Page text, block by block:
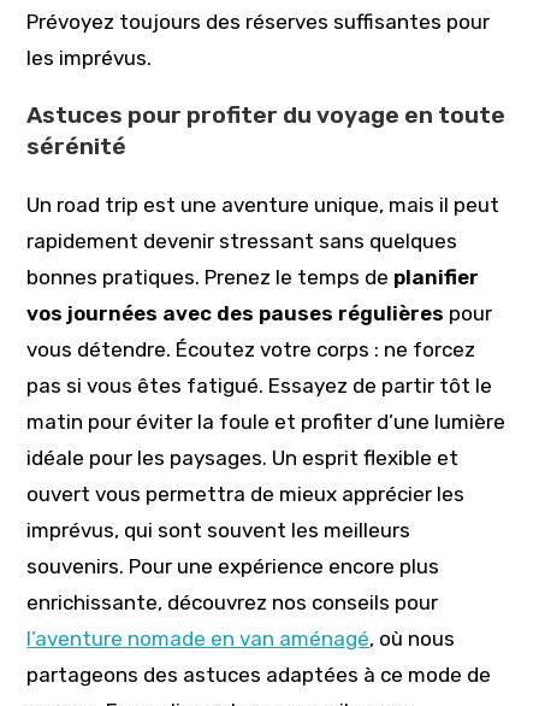
Prévoyez toujours des réserves suffisantes pour
les imprévus.
Astuces pour profiter du voyage en toute
sérénité
Un road trip est une aventure unique, mais il peut
rapidement devenir stressant sans quelques
bonnes pratiques. Prenez le temps de planifier
vos journées avec des pauses régulières pour
vous détendre. Écoutez votre corps : ne forcez
pas si vous êtes fatigué. Essayez de partir tôt le
matin pour éviter la foule et profiter d’une lumière
idéale pour les paysages. Un esprit flexible et
ouvert vous permettra de mieux apprécier les
imprévus, qui sont souvent les meilleurs
souvenirs. Pour une expérience encore plus
enrichissante, découvrez nos conseils pour
l’aventure nomade en van aménagé, où nous
partageons des astuces adaptées à ce mode de